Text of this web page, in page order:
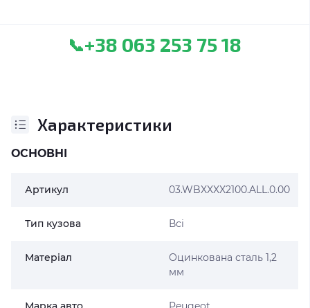
📞+38 063 253 75 18
Характеристики
ОСНОВНІ
Артикул 03.WBXXXX2100.ALL.0.00
Тип кузова Всі
Матеріал
Оцинкована сталь 1,2
мм